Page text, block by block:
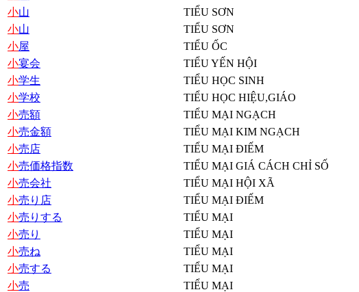
小山 TIỂU SƠN
小山 TIỂU SƠN
小屋 TIỂU ỐC
小宴会 TIỂU YẾN HỘI
小学生 TIỂU HỌC SINH
小学校 TIỂU HỌC HIỆU,GIÁO
小売額 TIỂU MẠI NGẠCH
小売金額 TIỂU MẠI KIM NGẠCH
小売店 TIỂU MẠI ĐIẾM
小売価格指数 TIỂU MẠI GIÁ CÁCH CHỈ SỐ
小売会社 TIỂU MẠI HỘI XÃ
小売り店 TIỂU MẠI ĐIẾM
小売りする TIỂU MẠI
小売り TIỂU MẠI
小売ね TIỂU MẠI
小売する TIỂU MẠI
小売 TIỂU MẠI